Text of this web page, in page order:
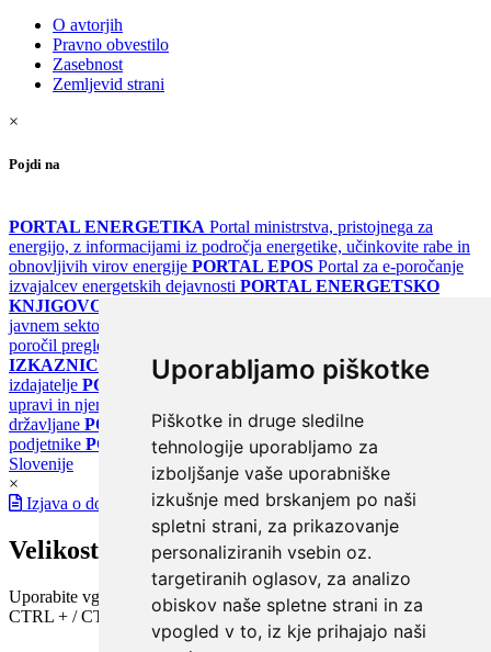
Uporabljamo piškotke
Piškotke in druge sledilne
tehnologije uporabljamo za
izboljšanje vaše uporabniške
izkušnje med brskanjem po naši
spletni strani, za prikazovanje
personaliziranih vsebin oz.
targetiranih oglasov, za analizo
obiskov naše spletne strani in za
vpogled v to, iz kje prihajajo naši
O avtorjih
Pravno obvestilo
Zasebnost
Zemljevid strani
×
Pojdi na
PORTAL ENERGETIKA Portal ministrstva, pristojnega za
energijo, z informacijami iz področja energetike, učinkovite rabe in
obnovljivih virov energije PORTAL EPOS Portal za e-poročanje
izvajalcev energetskih dejavnosti PORTAL ENERGETSKO
KNJIGOVODSTVO
javnem sektorju
poročil pregledov klimatskih sistemov
IZKAZNICE
Register energetskih izkaznic - za izdelovalce in
izdajatelje PORTAL GOV.SI Osrednje spletno mesto o državni
upravi in njenih storitvah
državljane PORTAL SPOT Državni portal za podjetja in
podjetnike PORTAL OPSI Državni portal odprtih podatkov
Slovenije
×
Izjava o dostopnosti
Velikost pisave
Uporabite vgrajeno funkcijo brskalnika
CTRL + / CTRL -